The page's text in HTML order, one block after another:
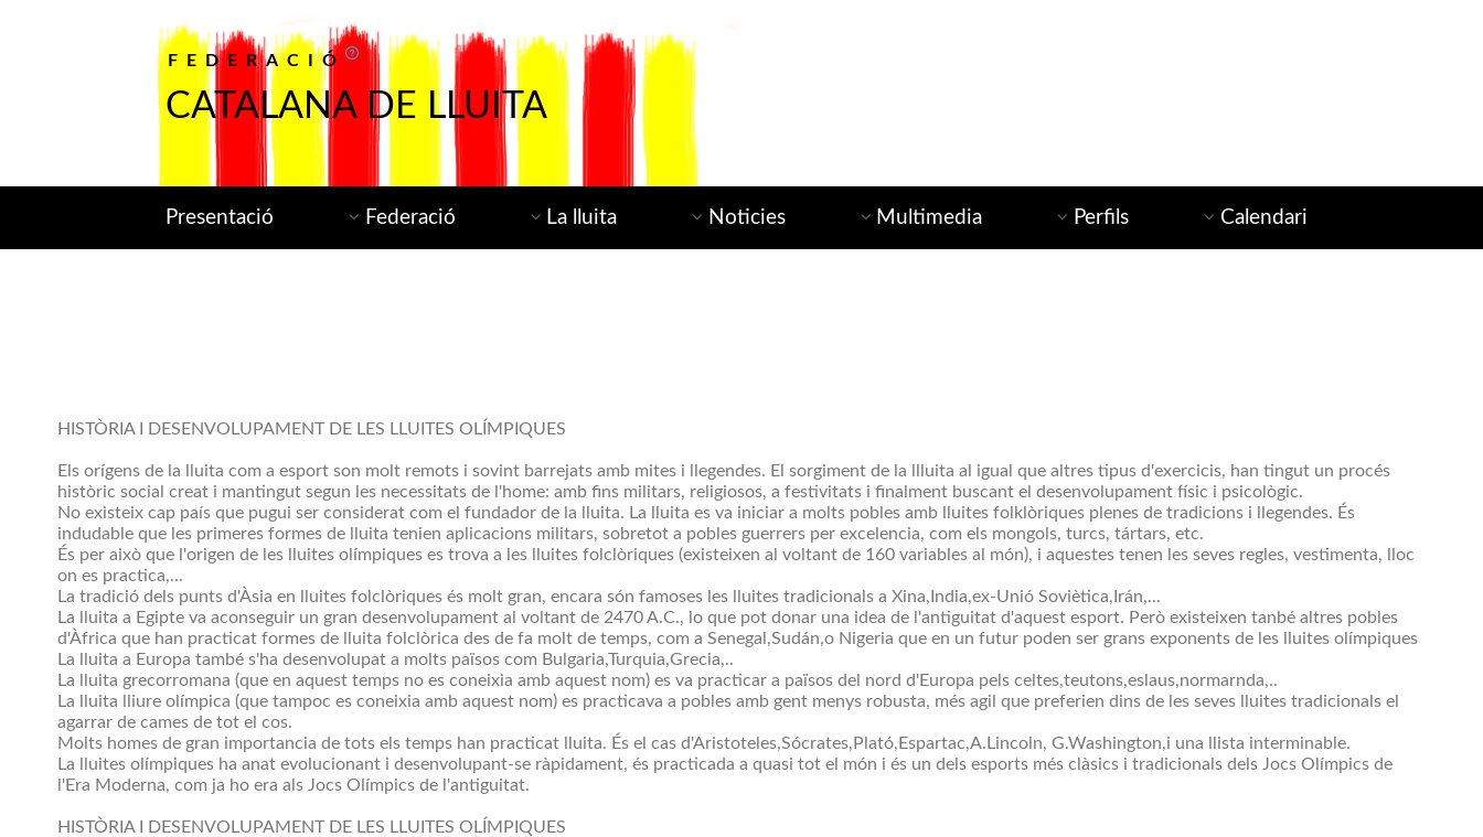
FEDERACIÓ
CATALANA DE LLUITA
Presentació Federació La lluita Noticies Multimedia Perfils Calendari
HISTÒRIA I DESENVOLUPAMENT DE LES LLUITES OLÍMPIQUES
Els orígens de la lluita com a esport son molt remots i sovint barrejats amb mites i llegendes. El sorgiment de la llluita al igual que altres tipus d'exercicis, han tingut un procés
històric social creat i mantingut segun les necessitats de l'home: amb fins militars, religiosos, a festivitats i finalment buscant el desenvolupament físic i psicològic.
No existeix cap país que pugui ser considerat com el fundador de la lluita. La lluita es va iniciar a molts pobles amb lluites folklòriques plenes de tradicions i llegendes. És
indudable que les primeres formes de lluita tenien aplicacions militars, sobretot a pobles guerrers per excelencia, com els mongols, turcs, tártars, etc.
És per això que l'origen de les lluites olímpiques es trova a les lluites folclòriques (existeixen al voltant de 160 variables al món), i aquestes tenen les seves regles, vestimenta, lloc
on es practica,...
La tradició dels punts d'Àsia en lluites folclòriques és molt gran, encara són famoses les lluites tradicionals a Xina,India,ex-Unió Soviètica,Irán,...
La lluita a Egipte va aconseguir un gran desenvolupament al voltant de 2470 A.C., lo que pot donar una idea de l'antiguitat d'aquest esport. Però existeixen tanbé altres pobles
d'Àfrica que han practicat formes de lluita folclòrica des de fa molt de temps, com a Senegal,Sudán,o Nigeria que en un futur poden ser grans exponents de les lluites olímpiques
La lluita a Europa també s'ha desenvolupat a molts països com Bulgaria,Turquia,Grecia,..
La lluita grecorromana (que en aquest temps no es coneixia amb aquest nom) es va practicar a països del nord d'Europa pels celtes,teutons,eslaus,normarnda,..
La lluita lliure olímpica (que tampoc es coneixia amb aquest nom) es practicava a pobles amb gent menys robusta, més agil que preferien dins de les seves lluites tradicionals el
agarrar de cames de tot el cos.
Molts homes de gran importancia de tots els temps han practicat lluita. És el cas d'Aristoteles,Sócrates,Plató,Espartac,A.Lincoln, G.Washington,i una llista interminable.
La lluites olímpiques ha anat evolucionant i desenvolupant-se ràpidament, és practicada a quasi tot el món i és un dels esports més clàsics i tradicionals dels Jocs Olímpics de
l'Era Moderna, com ja ho era als Jocs Olímpics de l'antiguitat.
HISTÒRIA I DESENVOLUPAMENT DE LES LLUITES OLÍMPIQUES